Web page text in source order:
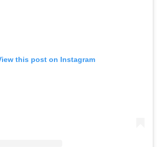
this post on Instagram